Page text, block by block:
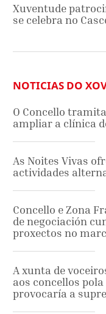
Xuventude
se celebra no
NOTICIAS DO
O Concello
ampliar a clínica
As Noites Vivas
actividades
Concello e Zona
de negociación
proxectos no
A xunta de
aos concellos
provocaría a